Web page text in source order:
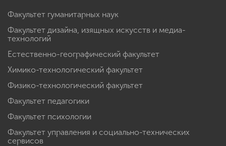
Факультет гуманитарных наук
Факультет дизайна, изящных искусств и медиа-
технологий
Естественно-географический факультет
Химико-технологический факультет
Физико-технологический факультет
Факультет педагогики
Факультет психологии
Факультет управления и социально-технических
сервисов